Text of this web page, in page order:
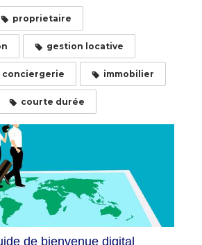
proprietaire
gestion locative
conciergerie immobilier
courte durée
de bienvenue digital